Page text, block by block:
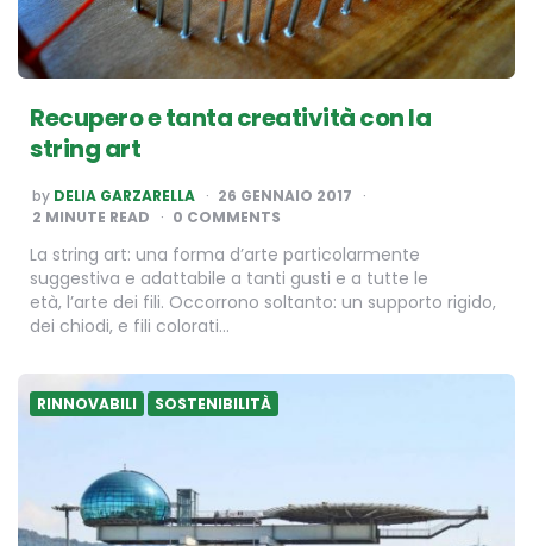
Recupero e tanta creatività con la
string art
POSTED
BY
by DELIA GARZARELLA
26 GENNAIO 2017
2 MINUTE READ 0 COMMENTS
La string art: una forma d’arte particolarmente
suggestiva e adattabile a tanti gusti e a tutte le
età, l’arte dei fili. Occorrono soltanto: un supporto rigido,
dei chiodi, e fili colorati…
RINNOVABILI SOSTENIBILITÀ